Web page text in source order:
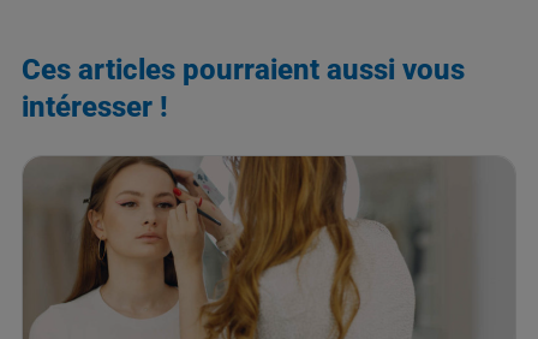
Ces articles pourraient aussi vous
intéresser !